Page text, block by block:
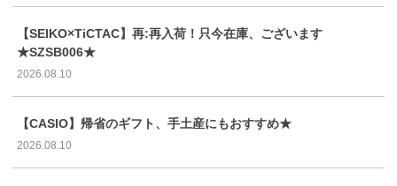
【SEIKO×TiCTAC】再:再入荷！只今在庫、ございます
★SZSB006★
2026.08.10
【CASIO】帰省のギフト、手土産にもおすすめ★
2026.08.10